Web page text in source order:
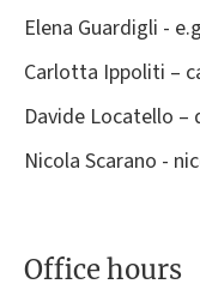
Elena Guardigli -
Carlotta Ippoliti –
Davide Locatello
Nicola Scarano -
Office hours